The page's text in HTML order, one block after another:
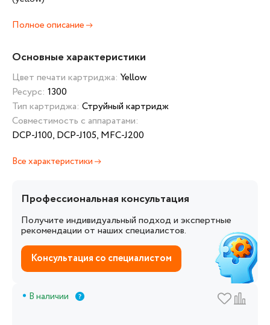
Полное описание
Основные характеристики
Цвет печати картриджа: Yellow
Ресурс: 1300
Тип картриджа: Струйный картридж
Совместимость с аппаратами:
DCP-J100, DCP-J105, MFC-J200
Все характеристики
Профессиональная консультация
Получите индивидуальный подход и экспертные
рекомендации от наших специалистов.
Консультация со специалистом
В наличии